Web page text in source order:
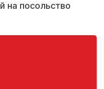
на посольство